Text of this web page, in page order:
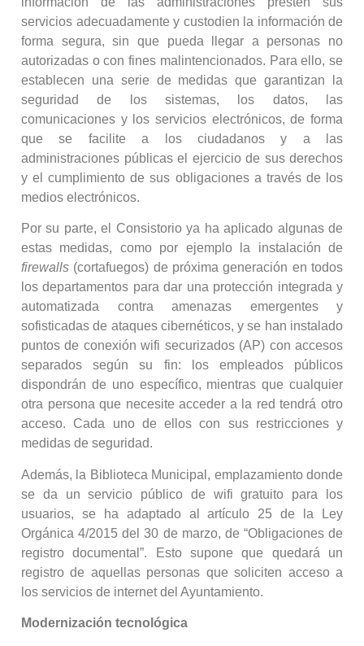
servicios adecuadamente y custodien la información de
forma segura, sin que pueda llegar a personas no
autorizadas o con fines malintencionados. Para ello, se
establecen una serie de medidas que garantizan la
seguridad de los sistemas, los datos, las
comunicaciones y los servicios electrónicos, de forma
que se facilite a los ciudadanos y a las
administraciones públicas el ejercicio de sus derechos
y el cumplimiento de sus obligaciones a través de los
medios electrónicos.
Por su parte, el Consistorio ya ha aplicado algunas de
estas medidas, como por ejemplo la instalación de
firewalls (cortafuegos) de próxima generación en todos
los departamentos para dar una protección integrada y
automatizada contra amenazas emergentes y
sofisticadas de ataques cibernéticos, y se han instalado
puntos de conexión wifi securizados (AP) con accesos
separados según su fin: los empleados públicos
dispondrán de uno específico, mientras que cualquier
otra persona que necesite acceder a la red tendrá otro
acceso. Cada uno de ellos con sus restricciones y
medidas de seguridad.
Además, la Biblioteca Municipal, emplazamiento donde
se da un servicio público de wifi gratuito para los
usuarios, se ha adaptado al artículo 25 de la Ley
Orgánica 4/2015 del 30 de marzo, de “Obligaciones de
registro documental”. Esto supone que quedará un
registro de aquellas personas que soliciten acceso a
los servicios de internet del Ayuntamiento.
Modernización tecnológica